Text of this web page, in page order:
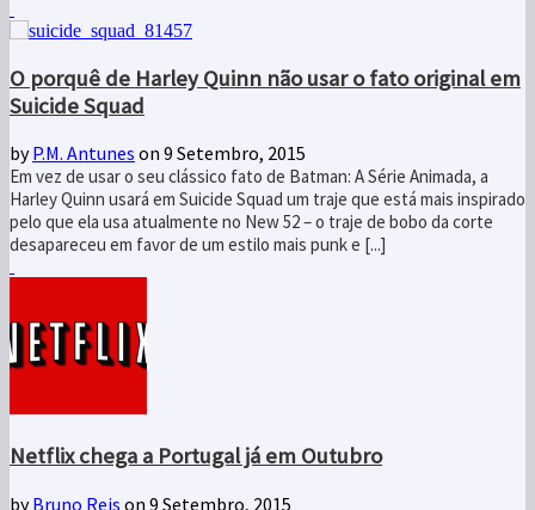
O porquê de Harley Quinn não usar o fato original em
Suicide Squad
byP.M. Antunes on 9 Setembro, 2015
Em vez de usar o seu clássico fato de Batman: A Série Animada, a
Harley Quinn usará em Suicide Squad um traje que está mais inspirado
pelo que ela usa atualmente no New 52 – o traje de bobo da corte
desapareceu em favor de um estilo mais punk e [...]
Netflix chega a Portugal já em Outubro
byBruno Reis on 9 Setembro, 2015